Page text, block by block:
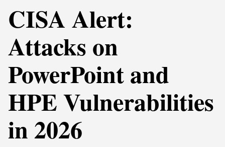
CISA Alert:
Attacks on
PowerPoint and
HPE Vulnerabilities
in 2026